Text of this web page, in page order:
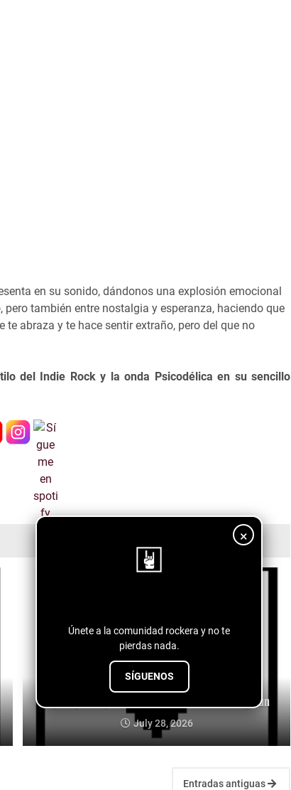
×
Únete a la comunidad rockera y no te
pierdas nada.
SÍGUENOS
en su sonido, dándonos una explosión emocional
también entre nostalgia y esperanza, haciendo que
abraza y te hace sentir extraño, pero del que no
del Indie Rock y la onda Psicodélica en su sencillo
Jupe Jupe - Jupe Jupe - Down with the Setting Sun
July 28, 2026
Entradas antiguas